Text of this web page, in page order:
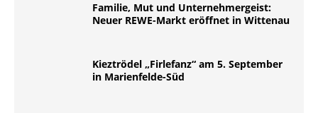
Familie, Mut und Unternehmergeist:
Neuer REWE-Markt eröffnet in Wittenau
Kieztrödel „Firlefanz“ am 5. September
in Marienfelde-Süd